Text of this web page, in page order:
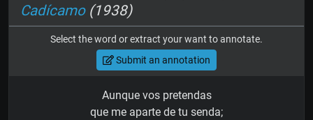
Cadícamo(1938)
Select the word or extract your want to annotate.
Submit an annotation
Aunque vos pretendas
que me aparte de tu senda;